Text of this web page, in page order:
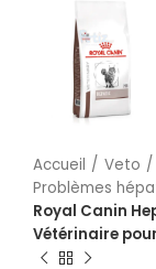
Accueil Veto
Problèmes
Royal Canin
Vétérinaire